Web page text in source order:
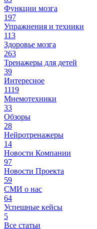
Функции мозга
197
Упражнения и техники
113
Здоровье мозга
263
Тренажеры для детей
39
Интересное
1119
Мнемотехники
33
Обзоры
28
Нейротренажеры
14
Новости Компании
97
Новости Проекта
59
СМИ о нас
64
Успешные кейсы
5
Все статьи